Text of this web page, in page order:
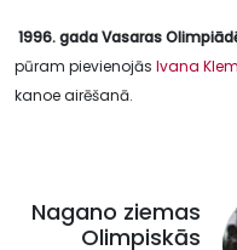
1996. gada Vasaras
pūram pievienojās Ivana
kanoe airēšanā.
Nagano ziemas
Olimpiskās